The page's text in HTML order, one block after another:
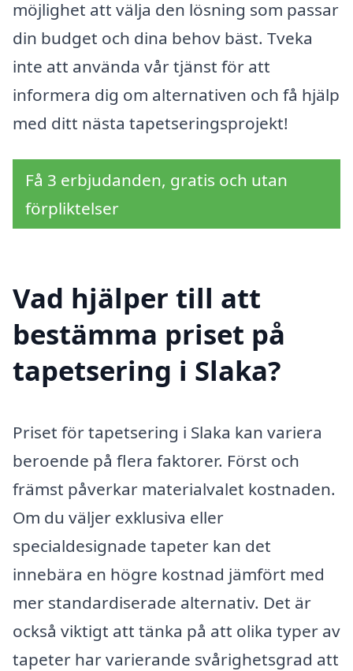
möjlighet att välja den lösning som passar
din budget och dina behov bäst. Tveka
inte att använda vår tjänst för att
informera dig om alternativen och få hjälp
med ditt nästa tapetseringsprojekt!
Få 3 erbjudanden, gratis och utan
förpliktelser
Vad hjälper till att
bestämma priset på
tapetsering i Slaka?
Priset för tapetsering i Slaka kan variera
beroende på flera faktorer. Först och
främst påverkar materialvalet kostnaden.
Om du väljer exklusiva eller
specialdesignade tapeter kan det
innebära en högre kostnad jämfört med
mer standardiserade alternativ. Det är
också viktigt att tänka på att olika typer av
tapeter har varierande svårighetsgrad att